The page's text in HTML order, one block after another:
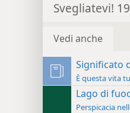
Svegliatevi!
Vedi anche
Significato
È questa vita
Lago di
Perspicacia